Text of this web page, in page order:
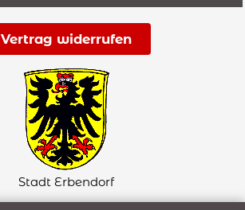
Vertrag widerrufen
Stadt Erbendorf